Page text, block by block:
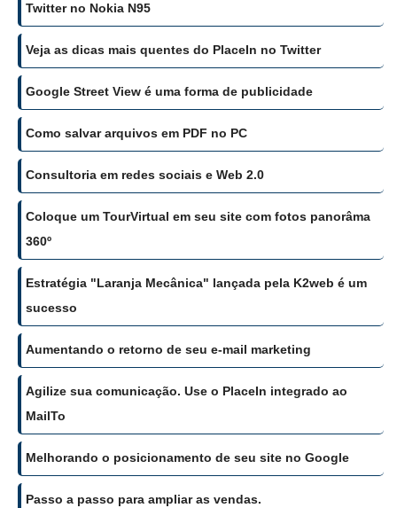
Twitter no Nokia N95
Veja as dicas mais quentes do PlaceIn no Twitter
Google Street View é uma forma de publicidade
Como salvar arquivos em PDF no PC
Consultoria em redes sociais e Web 2.0
Coloque um TourVirtual em seu site com fotos panorâma
360º
Estratégia "Laranja Mecânica" lançada pela K2web é um
sucesso
Aumentando o retorno de seu e-mail marketing
Agilize sua comunicação. Use o PlaceIn integrado ao
MailTo
Melhorando o posicionamento de seu site no Google
Passo a passo para ampliar as vendas.